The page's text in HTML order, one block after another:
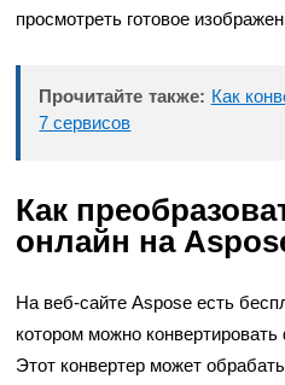
просмотреть готовое
Прочитайте также: Как
7 сервисов
Как
онлайн на
На веб-сайте Aspose есть
котором можно
Этот конвертер может